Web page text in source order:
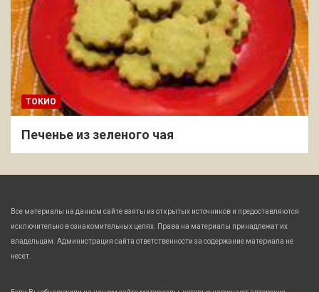
ТОКИО
Печенье из зеленого чая
Все материалы на данном сайте взяты из открытых источников и предоставляются
исключительно в ознакомительных целях. Права на материалы принадлежат их
владельцам. Администрация сайта ответственности за содержание материала не
несет.